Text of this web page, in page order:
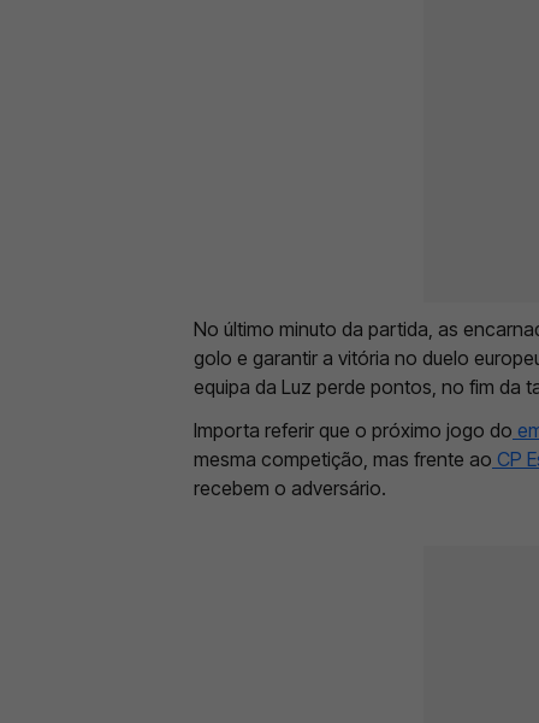
No último minuto da partida, as
golo e garantir a vitória no duelo
equipa da Luz perde pontos, no fim da
Importa referir que o próximo jogo do
mesma competição, mas frente ao CP
recebem o adversário.